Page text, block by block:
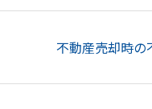
不動産売却時の